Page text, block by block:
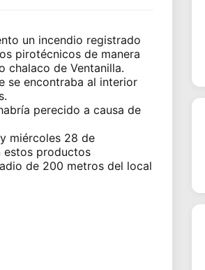
un incendio registrado
pirotécnicos de manera
chalaco de Ventanilla.
se encontraba al interior
perecido a causa de
miércoles 28 de
estos productos
de 200 metros del local